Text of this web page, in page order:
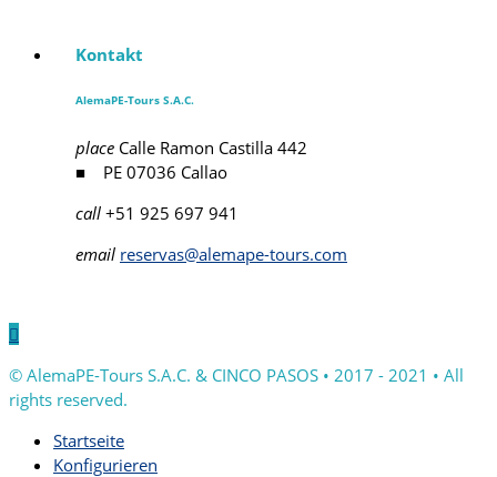
Kontakt
AlemaPE-Tours S.A.C.
place Calle Ramon Castilla 442
■ PE 07036 Callao
call +51 925 697 941
email reservas@alemape-tours.com

© AlemaPE-Tours S.A.C. & CINCO PASOS • 2017 - 2021 • All
rights reserved.
Startseite
Konfigurieren